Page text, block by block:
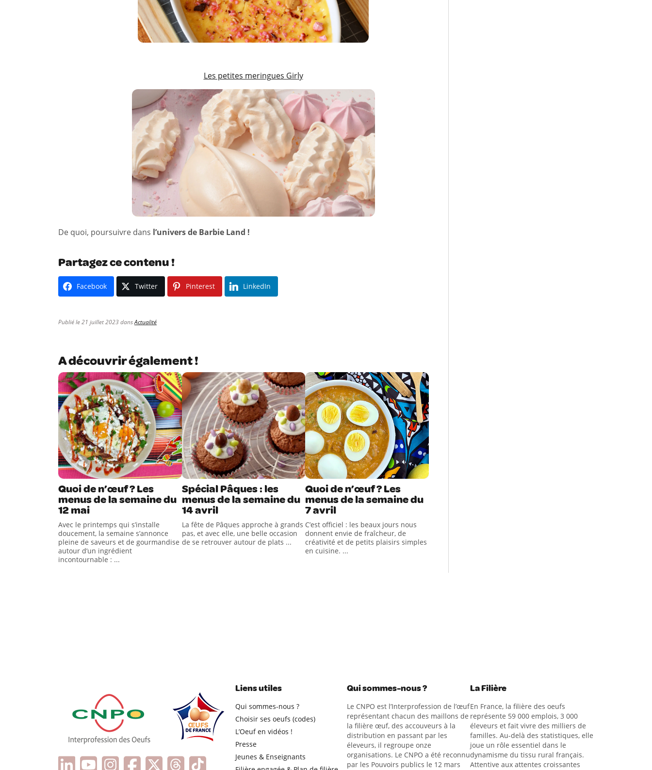
Les petites meringues Girly
De quoi, poursuivre dans l’univers de Barbie Land !
Partagez ce contenu !
Facebook Twitter Pinterest LinkedIn
Publié le 21 juillet 2023 dansActualité
A découvrir également !
Quoi de n’œuf ? Les
menus de la semaine du
12 mai
Avec le printemps qui s’installe
doucement, la semaine s’annonce
pleine de saveurs et de gourmandise
autour d’un ingrédient
incontournable : ...
Spécial Pâques : les
menus de la semaine du
14 avril
La fête de Pâques approche à grands
pas, et avec elle, une belle occasion
de se retrouver autour de plats ...
Quoi de n’œuf ? Les
menus de la semaine du
7 avril
C’est officiel : les beaux jours nous
donnent envie de fraîcheur, de
créativité et de petits plaisirs simples
en cuisine. ...
Liens utiles
Qui sommes-nous ?
Choisir ses oeufs (codes)
L’Oeuf en vidéos !
Presse
Jeunes & Enseignants
Qui sommes-nous ?
Le CNPO est l’Interprofession de l’œuf
représentant chacun des maillons de
la filière œuf, des accouveurs à la
distribution en passant par les
éleveurs, il regroupe onze
organisations. Le CNPO a été reconnu
par les Pouvoirs publics le 12 mars
La Filière
En France, la filière des oeufs
représente 59 000 emplois, 3 000
éleveurs et fait vivre des milliers de
familles. Au-delà des statistiques, elle
joue un rôle essentiel dans le
dynamisme du tissu rural français.
Attentive aux attentes croissantes